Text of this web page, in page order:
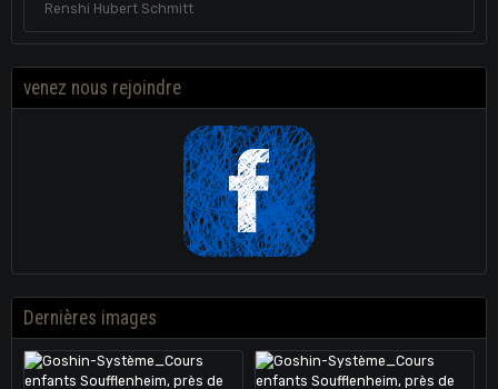
Renshi Hubert Schmitt
venez nous rejoindre
Dernières images